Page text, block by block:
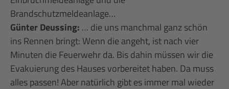
Brandschutzmeldeanlage…
Günter Deussing: … die uns manchmal ganz schön
ins Rennen bringt: Wenn die angeht, ist nach vier
Minuten die Feuerwehr da. Bis dahin müssen wir die
Evakuierung des Hauses vorbereitet haben. Da muss
alles passen! Aber natürlich gibt es immer mal wieder